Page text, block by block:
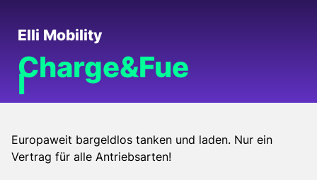
Elli Mobility
Charge&Fue
l
Ihren Fuhrpark.
Europaweit bargeldlos tanken und laden. Nur ein
Vertrag für alle Antriebsarten!